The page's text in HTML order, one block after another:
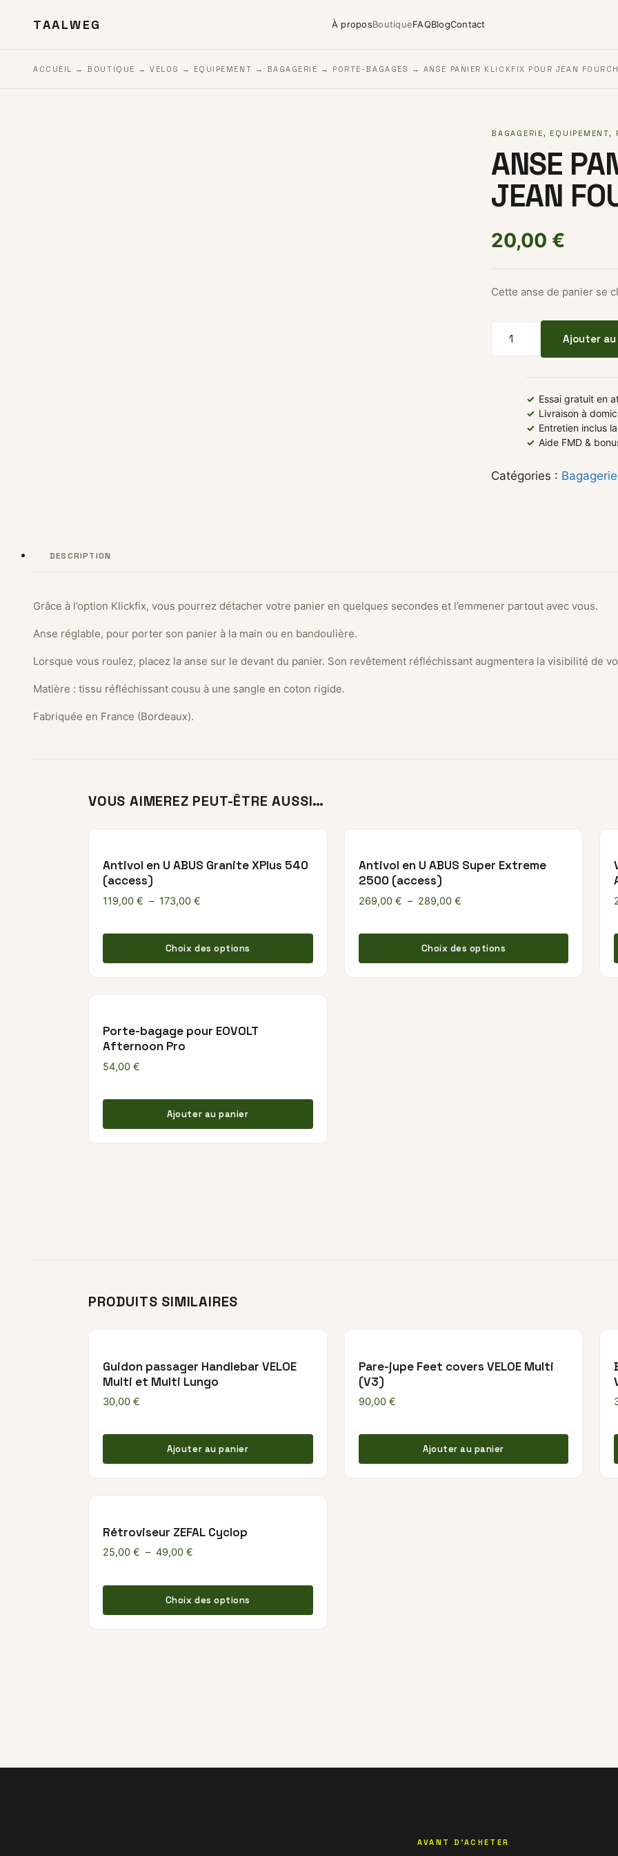
TAALWEG À proposBoutiqueFAQBlogContact
ACCUEIL → BOUTIQUE →VÉLOS → EQUIPEMENT → BAGAGERIE → PORTE-BAGAGES → ANSE PANIER KLICKFIX POUR JEAN
BAGAGERIE, EQUIPEMENT,
ANSE
JEAN
20,00 €
Cette anse de panier se
Ajouter
✓ Essai gratuit en
✓ Livraison à
✓ Entretien inclus
✓ Aide FMD &
Catégories : Bagagerie
DESCRIPTION
Grâce à l’option Klickfix, vous pourrez détacher votre panier en quelques secondes et l’emmener partout avec vous.
Anse réglable, pour porter son panier à la main ou en bandoulière.
Lorsque vous roulez, placez la anse sur le devant du panier. Son revêtement réfléchissant augmentera la visibilité de
Matière : tissu réfléchissant cousu à une sangle en coton rigide.
Fabriquée en France (Bordeaux).
VOUS AIMEREZ PEUT-ÊTRE AUSSI…
Antivol en U ABUS Granite XPlus 540
(access)
119,00 € – 173,00 € Plage de prix : 119,00 € à 173,00 €
Choix des options
Ce produit a plusieurs variations. Les options peuvent
Antivol en U ABUS Super Extreme
2500 (access)
269,00 € – 289,00 €Plage de prix : 269,00 € à
Choix des options
Ce
Porte-bagage pour EOVOLT
Afternoon Pro
54,00 €
Ajouter au panier
PRODUITS SIMILAIRES
Guidon passager Handlebar VELOE
Multi et Multi Lungo
30,00 €
Ajouter au panier
Pare-jupe Feet covers VELOE Multi
(V3)
90,00 €
Ajouter au panier
Rétroviseur ZEFAL Cyclop
25,00 € – 49,00 €
Choix des options
Ce produit a plusieurs variations. Les options peuvent
AVANT D'ACHETER